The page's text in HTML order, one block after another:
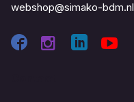
webshop@simako-bdm.nl